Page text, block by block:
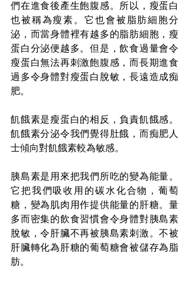
們在進食後產生飽腹感。所以，瘦蛋白
也被稱為瘦素。它也會被脂肪細胞分
泌，而當身體裡有越多的脂肪細胞，瘦
蛋白分泌便越多。但是，飲食過量會令
瘦蛋白無法再刺激飽腹感，而長期進食
過多令身體對瘦蛋白脫敏，長遠造成痴
肥。
飢餓素是瘦蛋白的相反，負責飢餓感。
飢餓素分泌令我們覺得肚餓，而痴肥人
士傾向對飢餓素較為敏感。
胰島素是用來把我們所吃的變為能量。
它把我們吸收用的碳水化合物，葡萄
糖，變為肌肉用作提供能量的肝糖。量
多而密集的飲食習慣會令身體對胰島素
脫敏，令肝臟不再被胰島素刺激。不被
肝臟轉化為肝糖的葡萄糖會被儲存為脂
肪。